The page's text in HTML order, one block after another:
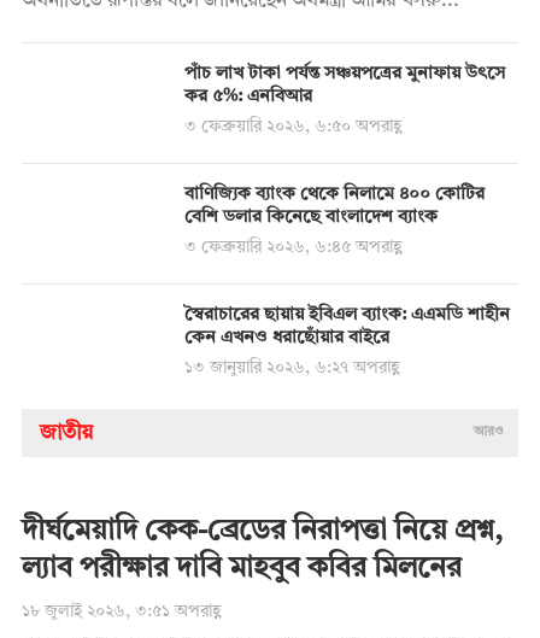
পাঁচ লাখ টাকা পর্যন্ত সঞ্চয়পত্রের মুনাফায় উৎসে
কর ৫%: এনবিআর
৩ ফেব্রুয়ারি ২০২৬, ৬:৫০ অপরাহ্ণ
বাণিজ্যিক ব্যাংক থেকে নিলামে ৪০০ কোটির
বেশি ডলার কিনেছে বাংলাদেশ ব্যাংক
৩ ফেব্রুয়ারি ২০২৬, ৬:৪৫ অপরাহ্ণ
স্বৈরাচারের ছায়ায় ইবিএল ব্যাংক: এএমডি শাহীন
কেন এখনও ধরাছোঁয়ার বাইরে
১৩ জানুয়ারি ২০২৬, ৬:২৭ অপরাহ্ণ
জাতীয় আরও
দীর্ঘমেয়াদি কেক-ব্রেডের নিরাপত্তা নিয়ে প্রশ্ন,
ল্যাব পরীক্ষার দাবি মাহবুব কবির মিলনের
১৮ জুলাই ২০২৬, ৩:৫১ অপরাহ্ণ